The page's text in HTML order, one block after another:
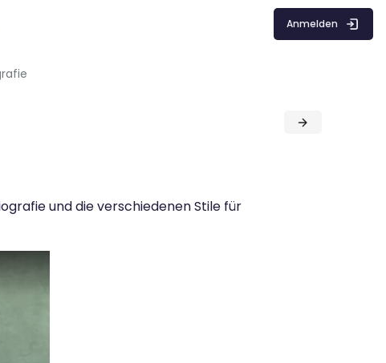
Anmelden
und die verschiedenen Stile für